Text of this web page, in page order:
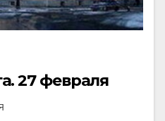
27 февраля